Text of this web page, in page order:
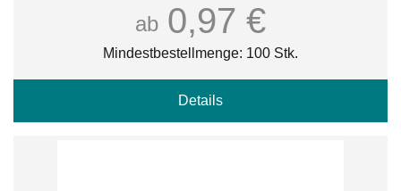
ab 0,97 €
Mindestbestellmenge: 100 Stk.
Details